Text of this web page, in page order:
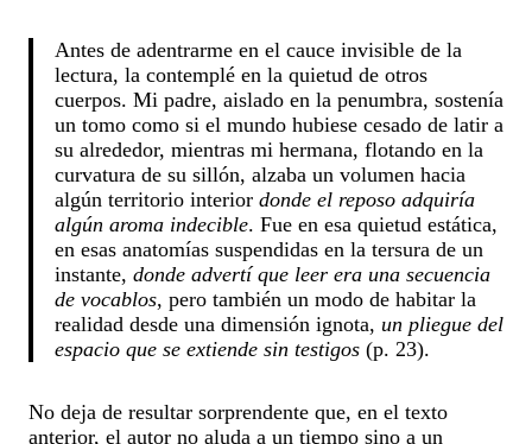
Antes de adentrarme en el cauce invisible de la
lectura, la contemplé en la quietud de otros
cuerpos. Mi padre, aislado en la penumbra, sostenía
un tomo como si el mundo hubiese cesado de latir a
su alrededor, mientras mi hermana, flotando en la
curvatura de su sillón, alzaba un volumen hacia
algún territorio interior donde el reposo adquiría
algún aroma indecible. Fue en esa quietud estática,
en esas anatomías suspendidas en la tersura de un
instante, donde advertí que leer era una secuencia
de vocablos, pero también un modo de habitar la
realidad desde una dimensión ignota, un pliegue del
espacio que se extiende sin testigos (p. 23).
No deja de resultar sorprendente que, en el texto
anterior, el autor no aluda a un tiempo sino a un